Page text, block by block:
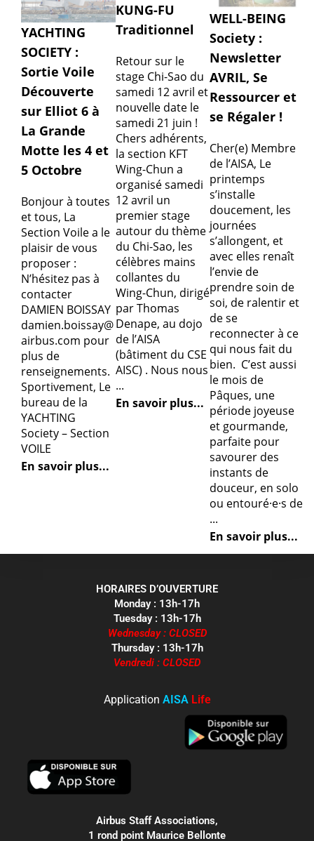
YACHTING
SOCIETY :
Sortie Voile
Découverte
sur Elliot 6 à
La Grande
Motte les 4 et
5 Octobre
Bonjour à toutes
et tous, La
Section Voile a le
plaisir de vous
proposer :
N’hésitez pas à
contacter
DAMIEN BOISSAY
damien.boissay@
airbus.com pour
plus de
renseignements.
Sportivement, Le
bureau de la
YACHTING
Society – Section
VOILE
En savoir plus...
KUNG-FU
Traditionnel
Retour sur le
stage Chi-Sao du
samedi 12 avril et
nouvelle date le
samedi 21 juin !
Chers adhérents,
la section KFT
Wing-Chun a
organisé samedi
12 avril un
premier stage
autour du thème
du Chi-Sao, les
célèbres mains
collantes du
Wing-Chun, dirigé
par Thomas
Denape, au dojo
de l’AISA
(bâtiment du CSE
AISC) . Nous nous
...
En savoir plus...
WELL-BEING
Society :
Newsletter
AVRIL, Se
Ressourcer et
se Régaler !
Cher(e) Membre
de l’AISA, Le
printemps
s’installe
doucement, les
journées
s’allongent, et
avec elles renaît
l’envie de
prendre soin de
soi, de ralentir et
de se
reconnecter à ce
qui nous fait du
bien. C’est aussi
le mois de
Pâques, une
période joyeuse
et gourmande,
parfaite pour
savourer des
instants de
douceur, en solo
ou entouré·e·s de
...
En savoir plus...
HORAIRES D’OUVERTURE
Monday : 13h-17h
Tuesday : 13h-17h
Wednesday : CLOSED
Thursday : 13h-17h
Vendredi : CLOSED
Application AISA Life
Airbus Staff Associations,
1 rond point Maurice Bellonte